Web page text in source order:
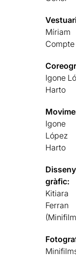
Míriam
Compte
Igone
Harto
Igone
López
Harto
Disseny
gràfic:
Kitiara
Ferran